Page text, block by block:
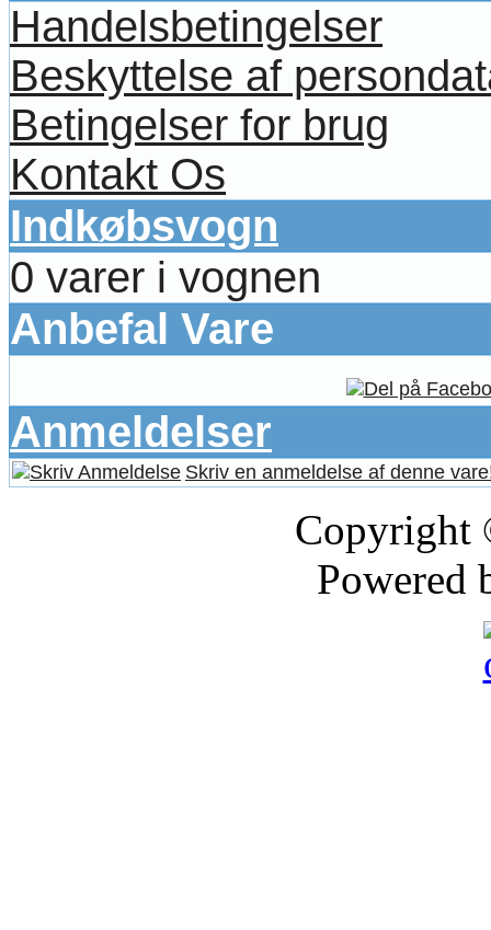
Handelsbetingelser
Beskyttelse af
Betingelser for brug
Kontakt Os
Indkøbsvogn
0 varer i vognen
Anbefal Vare
Anmeldelser
Skriv en anmeldelse af denne
Powered